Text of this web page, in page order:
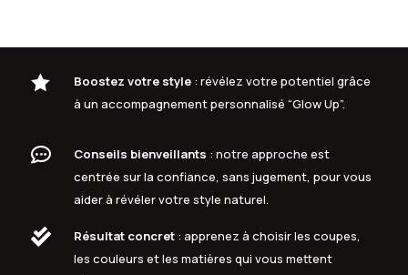
 Boostez votre style: révélez votre potentiel grâce
à un accompagnement personnalisé “Glow Up”.
 Conseils bienveillants : notre approche est
centrée sur la confiance, sans jugement, pour vous
aider à révéler votre style naturel.
 Résultat concret: apprenez à choisir les coupes,
les couleurs et les matières qui vous mettent